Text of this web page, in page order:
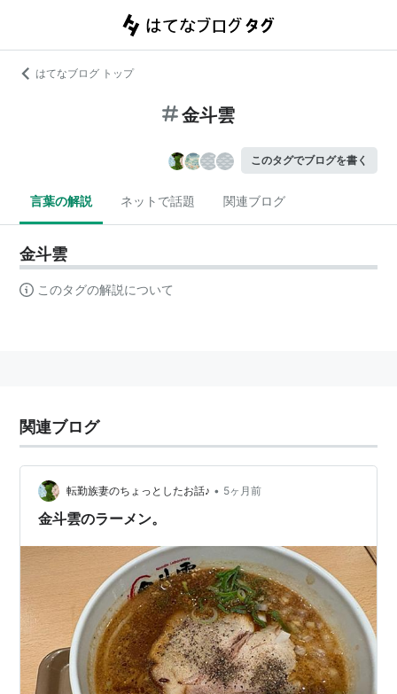
はてなブログ トップ
金斗雲
このタグでブログを書く
言葉の解説 ネットで話題 関連ブログ
金斗雲
このタグの解説について
関連ブログ
転勤族妻のちょっとしたお話♪ • 5ヶ月前
金斗雲のラーメン。